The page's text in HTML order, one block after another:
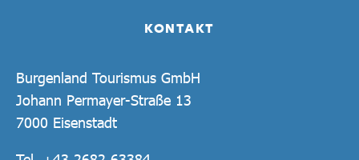
KONTAKT
Burgenland Tourismus GmbH
Johann Permayer-Straße 13
7000 Eisenstadt